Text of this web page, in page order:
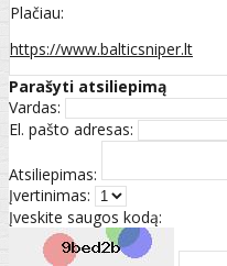
Plačiau:
https://www.balticsniper.lt
Parašyti atsiliepimą
Vardas:
El. pašto adresas:
Atsiliepimas:
Įvertinimas:
Įveskite saugos kodą: